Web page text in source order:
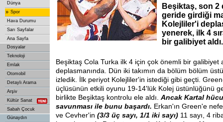
Dünya
» Spor
Hava Durumu
Sarı Sayfalar
Ana Sayfa
Dosyalar
Teknoloji
Emlak
Otomobil
Detaylı Arama
Arşiv
Kültür Sanat
Sabah Çocuk
Günaydın
Beşiktaş, son 2
geride girdiği
Kolejliler'i
yenerek, ilk 4
bir galibiyet aldı.
Beşiktaş Cola Turka ilk 4 için çok önemli bir galibiyet
deplasmanında. Dün iki takımın da bölüm bölüm
izledik. İlk periyot Kolejliler'in istediği gibi geçti.
üçlüsünün etkili oyunu 19-14'lük Kolej üstünlüğünü
birlikte Beşiktaş kontrolu ele aldı. Ancak Kartal
savunması ile bunu başardı. Erkan'ın Green'e
ve Cevher'in (3/3 üç sayı, 1/1 iki sayı) 11 sayı, 4